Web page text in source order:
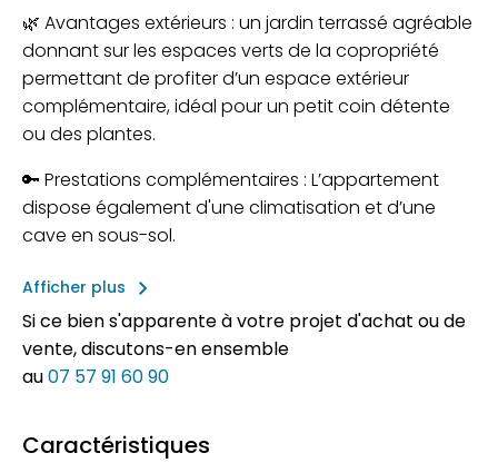
🌿 Avantages extérieurs : un jardin terrassé agréable
donnant sur les espaces verts de la copropriété
permettant de profiter d’un espace extérieur
complémentaire, idéal pour un petit coin détente
ou des plantes.
🔑 Prestations complémentaires : L’appartement
dispose également d'une climatisation et d’une
cave en sous-sol.
Afficher plus keyboard_arrow_right
Si ce bien s'apparente à votre projet d'achat ou de
vente, discutons-en ensemble
au07 57 91 60 90
Caractéristiques